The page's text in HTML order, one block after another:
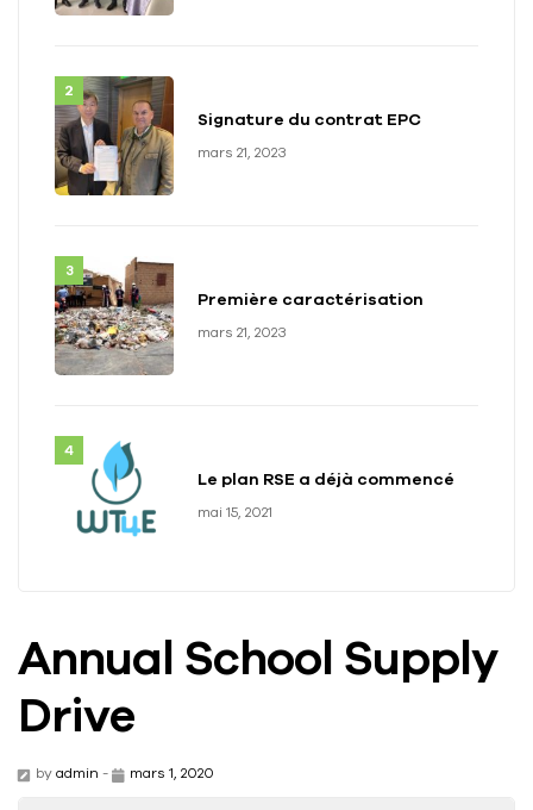
Signature du contrat EPC
mars 21, 2023
Première caractérisation
mars 21, 2023
Le plan RSE a déjà commencé
mai 15, 2021
Annual School Supply
Drive
by admin - mars 1, 2020